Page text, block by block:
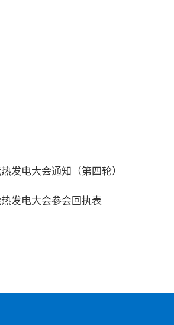
发电大会通知（第四轮）
发电大会参会回执表